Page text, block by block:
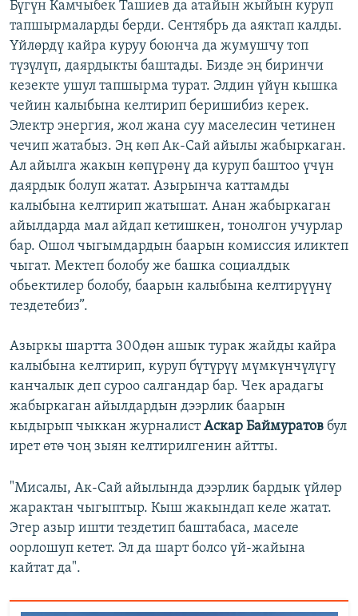
Бүгүн Камчыбек Ташиев да атайын жыйын куруп
тапшырмаларды берди. Сентябрь да аяктап калды.
Үйлөрдү кайра куруу боюнча да жумушчу топ
түзүлүп, даярдыкты баштады. Бизде эң биринчи
кезекте ушул тапшырма турат. Элдин үйүн кышка
чейин калыбына келтирип беришибиз керек.
Электр энергия, жол жана суу маселесин четинен
чечип жатабыз. Эң көп Ак-Сай айылы жабыркаган.
Ал айылга жакын көпүрөнү да куруп баштоо үчүн
даярдык болуп жатат. Азырынча каттамды
калыбына келтирип жатышат. Анан жабыркаган
айылдарда мал айдап кетишкен, тонолгон учурлар
бар. Ошол чыгымдардын баарын комиссия иликтеп
чыгат. Мектеп болобу же башка социалдык
обьектилер болобу, баарын калыбына келтирүүнү
тездетебиз”.
Азыркы шартта 300дөн ашык турак жайды кайра
калыбына келтирип, куруп бүтүрүү мүмкүнчүлүгү
канчалык деп суроо салгандар бар. Чек арадагы
жабыркаган айылдардын дээрлик баарын
кыдырып чыккан журналистАскар Баймуратов бул
ирет өтө чоң зыян келтирилгенин айтты.
"Мисалы, Ак-Сай айылында дээрлик бардык үйлөр
жарактан чыгыптыр. Кыш жакындап келе жатат.
Эгер азыр ишти тездетип баштабаса, маселе
оорлошуп кетет. Эл да шарт болсо үй-жайына
кайтат да".